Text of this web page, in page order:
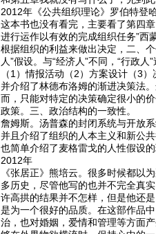
2012年《公共组织理论》罗伯特登
这本书也没有看完，主要看了第四
进行运作以有效的完成组织任务”西
根据组织的利益来做出决定，二、
人”假设。与“经济人”不同，“行政
（1）情报活动（2）方案设计（3
并介绍了林德布洛姆的渐进决策法
而，只能对特定的决策确定很小的
政策。三、政治结构的一致性。
詹姆斯。汤普森的封闭系统与开放
并且介绍了组织的人本主义和新公
也简单介绍了麦格雷戈的人性假设
2012年
《张居正》熊培云。很多时候都以
多历史，尽管他写的也并不完全真
许高拱的结果并不怎样，但是他还
是为一个很好的品质。在这部作品
治，也对婚姻，爱情和管理等方面